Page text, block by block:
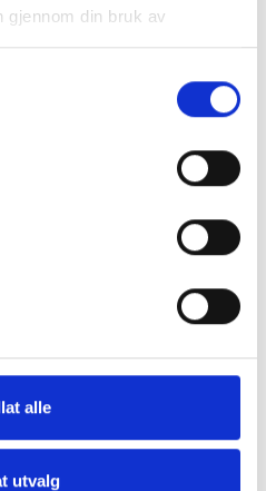
gjennom din bruk av
alle
utvalg